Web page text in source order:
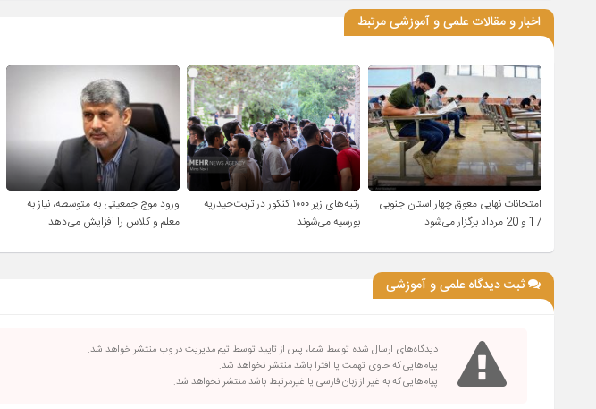
اخبار و مقالات علمی و آموزشی مرتبط
امتحانات نهایی معوق چهار استان جنوبی
17 و 20 مرداد برگزار می‌شود
رتبه‌های زیر ۱۰۰۰ کنکور در تربت‌حیدریه
بورسیه می‌شوند
ورود موج جمعیتی به متوسطه، نیاز به
معلم و کلاس را افزایش می‌دهد
ثبت دیدگاه علمی و آموزشی
دیدگاه‌های ارسال شده توسط شما، پس از تایید توسط تیم مدیریت در وب منتشر خواهد شد.
پیام‌هایی که حاوی تهمت یا افترا باشد منتشر نخواهد شد.
پیام‌هایی که به غیر از زبان فارسی یا غیرمرتبط باشد منتشر نخواهد شد.